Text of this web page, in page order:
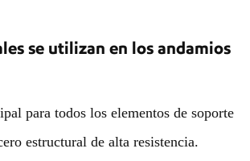
se utilizan en los andamios
para todos los elementos de soporte
estructural de alta resistencia.